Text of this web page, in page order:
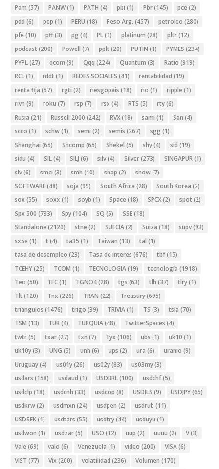
Pam (57) PANW(1) PATH (4) pbi (1) Pbr(145) pce (2)
pdd (6) pep (1) PERU (18) Peso Arg. (457) petroleo (280)
pfe (10) pff(3) pg (4) PL(1) platinum (28) pltr(12)
podcast (200) Powell (7) pplt (20) PUTIN (1) PYMES (234)
PYPL(27) qcom (9) Qqq (224) Quantum (3) Ratio (919)
RCL(1) rddt (1) REDES SOCIALES (41) rentabilidad (19)
renta fija (57) rgti (2) riesgopais (18) rio (1) ripple (1)
rivn (9) roku (7) rsp (7) rsx (4) RTS (5) rty(6)
Rusia (21) Russell 2000 (242) RVX(18) sami (1) San (4)
scco (1) schw(1) semi (2) semis (267) sgg (1)
Shanghai (65) Shcomp (65) Shekel (5) shy(4) sid (19)
sidu (4) SIL(4) SILJ (6) silv(4) Silver(273) SINGAPUR(1)
slv(6) smci (3) smh (10) snap (2) snow(7)
SOFTWARE(48) soja (99) South Africa (28) South Korea (2)
sox (55) soxx (1) soyb (1) Space (18) SPCX(2) spot (2)
Spx 500 (733) Spy(104) SQ (5) SSE(18)
Standalone (2120) stne (2) SUECIA(2) Suiza (18) supv(93)
sx5e (1) t (4) ta35 (1) Taiwan (13) tal (1)
tasa de desempleo (23) Tasa de interes (676) tbf(15)
TCEHY(25) TCOM (1) TECNOLOGIA(19) tecnología (1918)
Teo (50) TFC(1) TGNO4(28) tgs (63) tlh (37) tlry(1)
Tlt (120) Tnx (226) TRAN (22) Treasury(695)
triangulos (1476) trigo (39) TRIVIA(1) TS (3) tsla (70)
TSM (13) TUR(4) TURQUIA(48) TwitterSpaces (4)
twtr(5) txar(27) txn (7) Tyx (106) ubs (1) uk10 (1)
uk10y(3) UNG (5) unh (6) ups (2) ura (6) uranio (9)
Uruguay(4) us01y(26) us02y(83) us03my(3)
usdars (158) usdaud (1) USDBRL(100) usdchf(5)
usdclp (18) usdcnh (33) usdcop (8) USDILS (9) USDJPY(65)
usdkrw(2) usdmxn (24) usdpen (2) usdrub (11)
USDSEK(1) usdtars (55) usdtry(44) usduyu (1)
usdwon (1) usdzar(5) USO (12) uup (2) uuuu (2) V(3)
Vale (69) valo (6) Venezuela (1) video (200) VISA(6)
VIST (77) Vix (200) volatilidad (236) Volumen (170)